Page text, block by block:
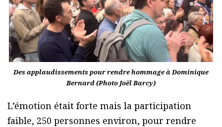
Des applaudissements pour rendre hommage à Dominique
Bernard (Photo Joël Barcy)
L’émotion était forte mais la participation
faible, 250 personnes environ, pour rendre